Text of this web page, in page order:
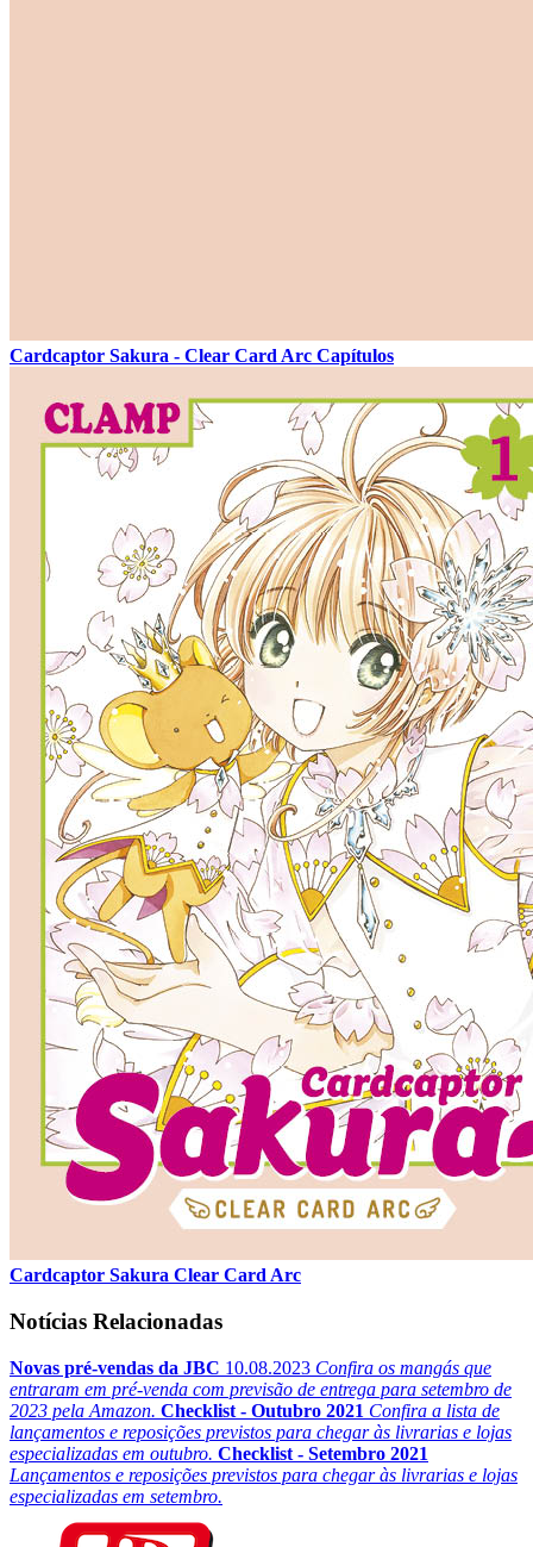
Cardcaptor Sakura - Clear Card Arc Capítulos
Cardcaptor Sakura Clear Card Arc
Notícias Relacionadas
Novas pré-vendas da JBC 10.08.2023 Confira os mangás que
entraram em pré-venda com previsão de entrega para setembro de
2023 pela Amazon. Checklist - Outubro 2021 Confira a lista de
lançamentos e reposições previstos para chegar às livrarias e lojas
especializadas em outubro. Checklist - Setembro 2021
Lançamentos e reposições previstos para chegar às livrarias e lojas
especializadas em setembro.